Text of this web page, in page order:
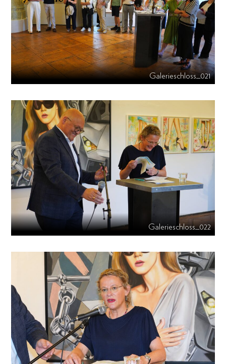
Galerieschloss_021
Galerieschloss_022